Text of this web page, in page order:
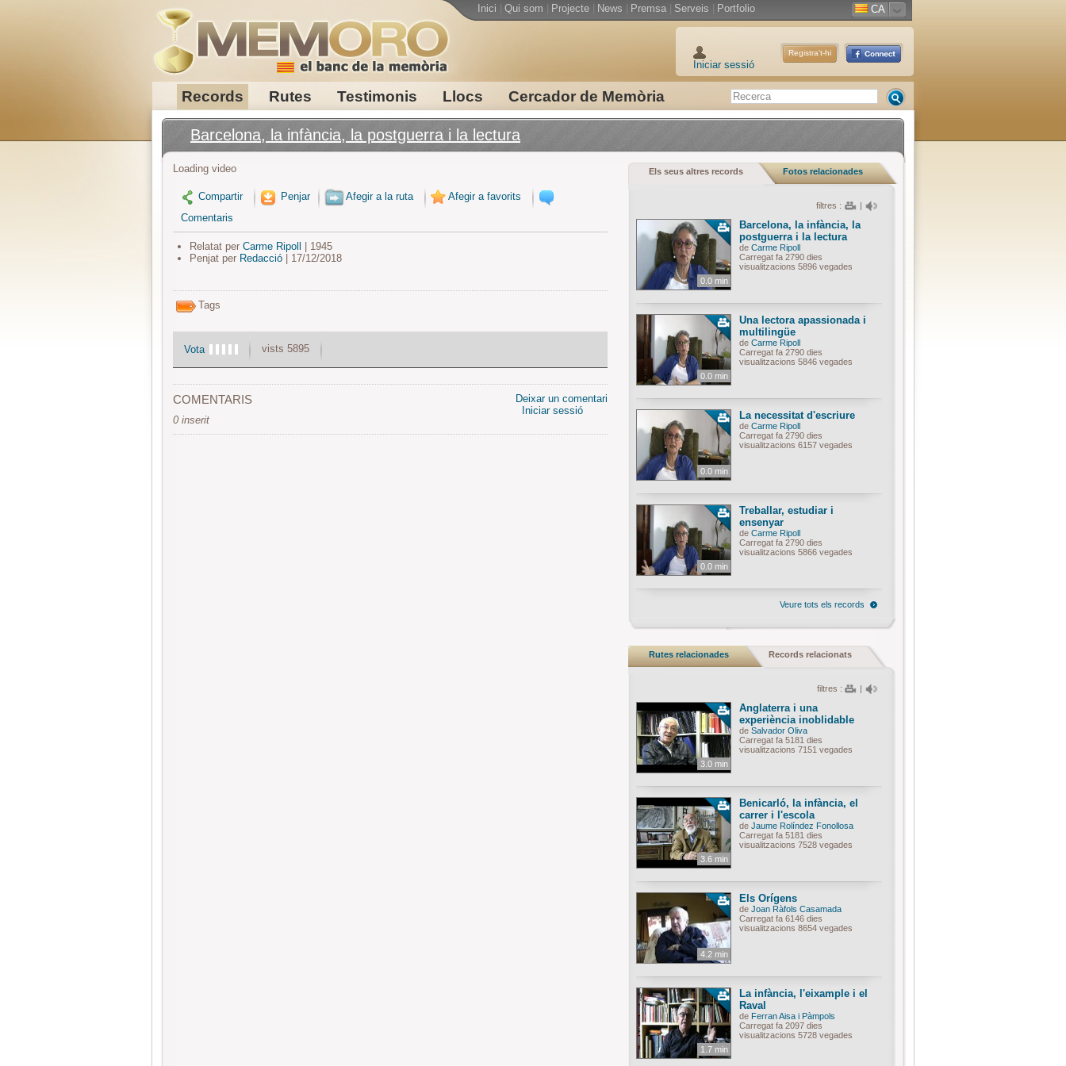
Records Rutes Testimonis Llocs Cercador de Memòria
Inici Qui som Projecte News Premsa Serveis Portfolio CA
Iniciar sessió
Registra't-hi
Barcelona, la infància, la postguerra i la lectura
Loading video
Compartir Penjar Afegir a la ruta
Afegir a favorits
Comentaris
Relatat per Carme Ripoll
| 1945
Penjat per Redacció| 17/12/2018
Tags
Vota vists 5895
COMENTARIS
0 inserit
Deixar un comentari
Iniciar sessió
Els seus altres records Fotos relacionades
filtres : |
0.0 min
Barcelona, la infància, la
postguerra i la lectura
de Carme Ripoll
Carregat fa 2790 dies
visualitzacions 5896 vegades
0.0 min
Una lectora apassionada i
multilingüe
de Carme Ripoll
Carregat fa 2790 dies
visualitzacions 5846 vegades
0.0 min
La necessitat d'escriure
de Carme Ripoll
Carregat fa 2790 dies
visualitzacions 6157 vegades
0.0 min
Treballar, estudiar i
ensenyar
de Carme Ripoll
Carregat fa 2790 dies
visualitzacions 5866 vegades
Veure tots els records
Rutes relacionades Records relacionats
filtres : |
3.0 min
Anglaterra i una
experiència inoblidable
de Salvador Oliva
Carregat fa 5181 dies
visualitzacions 7151 vegades
3.6 min
Benicarló, la infància, el
carrer i l'escola
de Jaume Rolíndez Fonollosa
Carregat fa 5181 dies
visualitzacions 7528 vegades
4.2 min
Els Orígens
de Joan Ràfols Casamada
Carregat fa 6146 dies
visualitzacions 8654 vegades
1.7 min
La infància, l'eixample i el
Raval
de Ferran Aisa i Pàmpols
Carregat fa 2097 dies
visualitzacions 5728 vegades